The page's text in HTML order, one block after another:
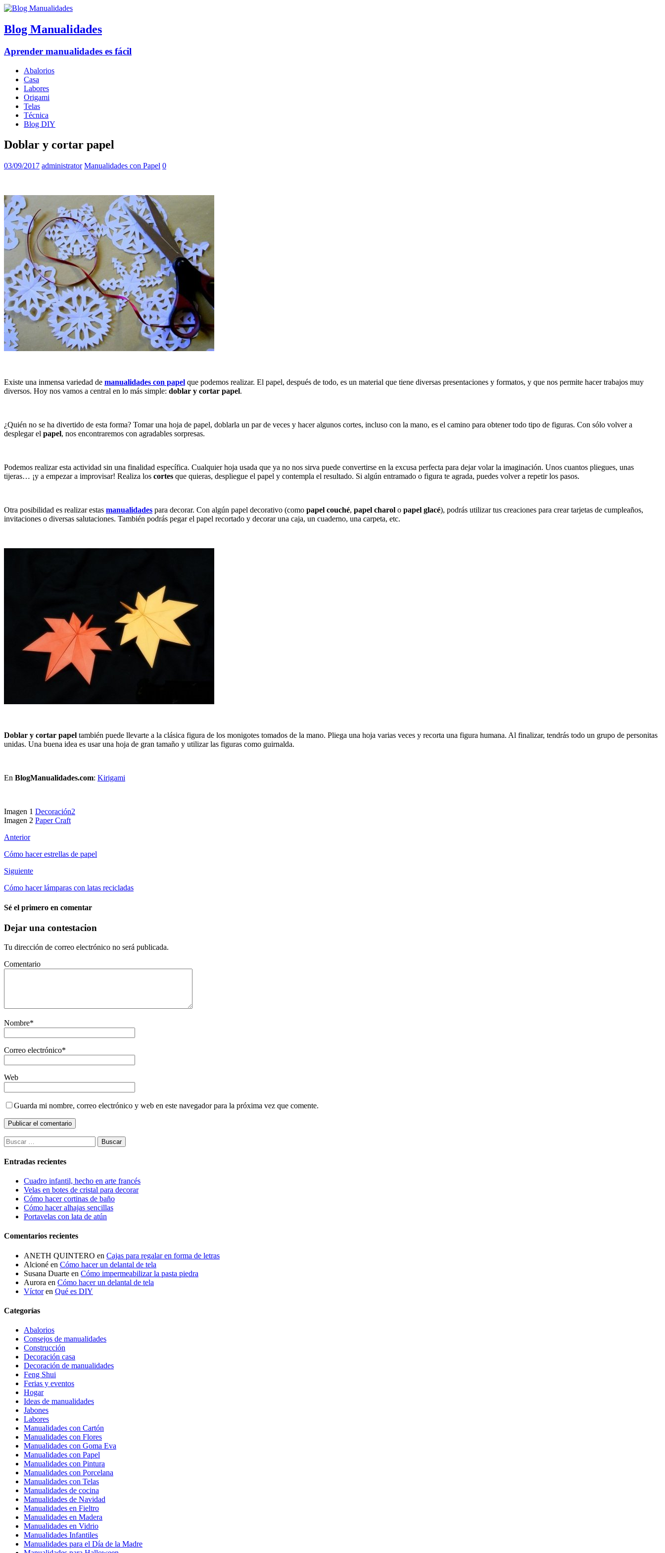
Blog Manualidades
Aprender manualidades es fácil
Abalorios
Casa
Labores
Origami
Telas
Técnica
Blog DIY
Doblar y cortar papel
03/09/2017 administrator Manualidades con Papel 0
Existe una inmensa variedad de manualidades con papel que podemos realizar. El papel, después de todo, es un material que tiene diversas presentaciones y formatos, y que nos permite hacer trabajos muy
diversos. Hoy nos vamos a central en lo más simple: doblar y cortar papel.
¿Quién no se ha divertido de esta forma? Tomar una hoja de papel, doblarla un par de veces y hacer algunos cortes, incluso con la mano, es el camino para obtener todo tipo de figuras. Con sólo volver a
desplegar el papel, nos encontraremos con agradables sorpresas.
Podemos realizar esta actividad sin una finalidad específica. Cualquier hoja usada que ya no nos sirva puede convertirse en la excusa perfecta para dejar volar la imaginación. Unos cuantos pliegues, unas
tijeras… ¡y a empezar a improvisar! Realiza los cortes que quieras, despliegue el papel y contempla el resultado. Si algún entramado o figura te agrada, puedes volver a repetir los pasos.
Otra posibilidad es realizar estas manualidades para decorar. Con algún papel decorativo (como papel couché, papel charol o papel glacé), podrás utilizar tus creaciones para crear tarjetas de cumpleaños,
invitaciones o diversas salutaciones. También podrás pegar el papel recortado y decorar una caja, un cuaderno, una carpeta, etc.
Doblar y cortar papel también puede llevarte a la clásica figura de los monigotes tomados de la mano. Pliega una hoja varias veces y recorta una figura humana. Al finalizar, tendrás todo un grupo de personitas
unidas. Una buena idea es usar una hoja de gran tamaño y utilizar las figuras como guirnalda.
En BlogManualidades.com: Kirigami
Imagen 1 Decoración2
Imagen 2 Paper Craft
Anterior
Cómo hacer estrellas de papel
Siguiente
Cómo hacer lámparas con latas recicladas
Sé el primero en comentar
Dejar una contestacion
Tu dirección de correo electrónico no será publicada.
Comentario
Nombre*
Correo electrónico*
Web
Guarda mi nombre, correo electrónico y web en este navegador para la próxima vez que comente.
Buscar:
Entradas recientes
Cuadro infantil, hecho en arte francés
Velas en botes de cristal para decorar
Cómo hacer cortinas de baño
Cómo hacer alhajas sencillas
Portavelas con lata de atún
Comentarios recientes
ANETH QUINTERO en Cajas para regalar en forma de letras
Alcioné en Cómo hacer un delantal de tela
Susana Duarte en Cómo impermeabilizar la pasta piedra
Aurora en Cómo hacer un delantal de tela
Víctoren Qué es DIY
Categorías
Abalorios
Consejos de manualidades
Construcción
Decoración casa
Decoración de manualidades
Feng Shui
Ferias y eventos
Hogar
Ideas de manualidades
Jabones
Labores
Manualidades con Cartón
Manualidades con Flores
Manualidades con Goma Eva
Manualidades con Papel
Manualidades con Pintura
Manualidades con Porcelana
Manualidades con Telas
Manualidades de cocina
Manualidades de Navidad
Manualidades en Fieltro
Manualidades en Madera
Manualidades en Vidrio
Manualidades Infantiles
Manualidades para el Día de la Madre